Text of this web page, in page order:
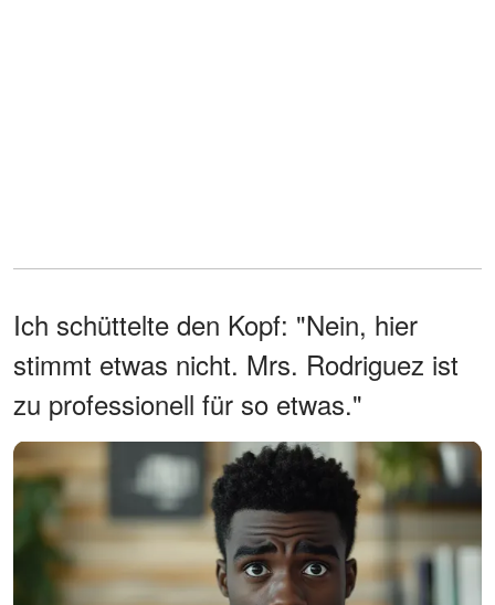
Ich schüttelte den Kopf: "Nein, hier
stimmt etwas nicht. Mrs. Rodriguez ist
zu professionell für so etwas."